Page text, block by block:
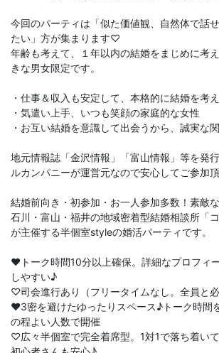
今回のパーティは「似た価値観、自然体で話
たい」方が集まります♡
年齢も考えて、１年以内の結婚をまじめに考
きな男女限定です。
・仕事＆収入も安定して、本格的に結婚を考
・気遣い上手、いつも笑顔の家庭的な女性
・お互い結婚を意識して出会うから、誠実な
地元情報誌「金沢情報」「富山情報」等を発
ルカンパニーが運営元なので安心してご参加
結婚前向き・初参加・お一人参加多数！素敵
石川・富山・福井の地域密着型結婚相談所「
が主催する半個室styleの婚活パーティです。
♥トーク時間10分以上確保。詳細なプロフィ
しやすい♪
♡司会進行あり（フリータイムなし。全員と必
♥3密を避けたゆったりスペース♪トーク時間
の程よい人数で開催
♡広々半個室で完全着席型。1対1で落ち着い